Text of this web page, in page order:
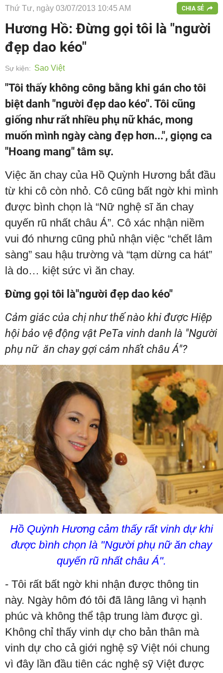
Thứ Tư, ngày 03/07/2013 10:45 AM CHIA SẺ
Hương Hồ: Đừng gọi tôi là "người
đẹp dao kéo"
Sự kiện: Sao Việt
"Tôi thấy không công bằng khi gán cho tôi
biệt danh "người đẹp dao kéo". Tôi cũng
giống như rất nhiều phụ nữ khác, mong
muốn mình ngày càng đẹp hơn...", giọng ca
"Hoang mang" tâm sự.
Việc ăn chay của Hồ Quỳnh Hương bắt đầu
từ khi cô còn nhỏ. Cô cũng bất ngờ khi mình
được bình chọn là “Nữ nghệ sĩ ăn chay
quyến rũ nhất châu Á”. Cô xác nhận niềm
vui đó nhưng cũng phủ nhận việc “chết lâm
sàng” sau hậu trường và “tạm dừng ca hát”
là do… kiệt sức vì ăn chay.
Đừng gọi tôi là"người đẹp dao kéo"
Cảm giác của chị như thế nào khi được Hiệp
hội bảo vệ động vật PeTa vinh danh là "Người
phụ nữ ăn chay gợi cảm nhất châu Á"?
Hồ Quỳnh Hương cảm thấy rất vinh dự khi
được bình chọn là "Người phụ nữ ăn chay
quyến rũ nhất châu Á".
- Tôi rất bất ngờ khi nhận được thông tin
này. Ngày hôm đó tôi đã lâng lâng vì hạnh
phúc và không thể tập trung làm được gì.
Không chỉ thấy vinh dự cho bản thân mà
vinh dự cho cả giới nghệ sỹ Việt nói chung
vì đây lần đầu tiên các nghệ sỹ Việt được